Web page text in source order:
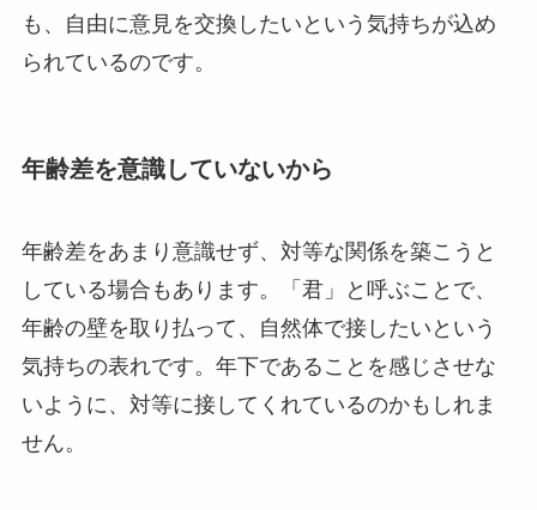
も、自由に意見を交換したいという気持ちが込め
られているのです。
年齢差を意識していないから
年齢差をあまり意識せず、対等な関係を築こうと
している場合もあります。「君」と呼ぶことで、
年齢の壁を取り払って、自然体で接したいという
気持ちの表れです。年下であることを感じさせな
いように、対等に接してくれているのかもしれま
せん。